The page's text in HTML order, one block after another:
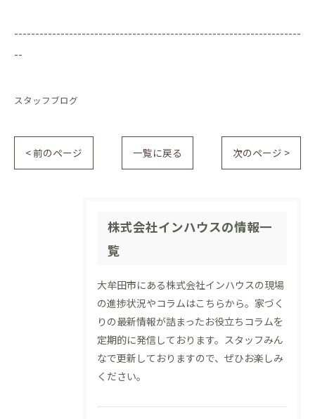
--------------------------------------------------------------------
--
スタッフブログ
< 前のページ 一覧に戻る 次のページ >
株式会社インハウスの情報一
覧
大牟田市にある株式会社インハウスの現場
の進捗状況やコラムはこちらから。家づく
りの最新情報が詰まったお役立ちコラムを
定期的に発信しております。スタッフみん
なで更新しておりますので、ぜひお楽しみ
ください。